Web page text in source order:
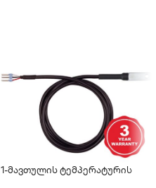
1-Მავთულის Ტემპერატურის